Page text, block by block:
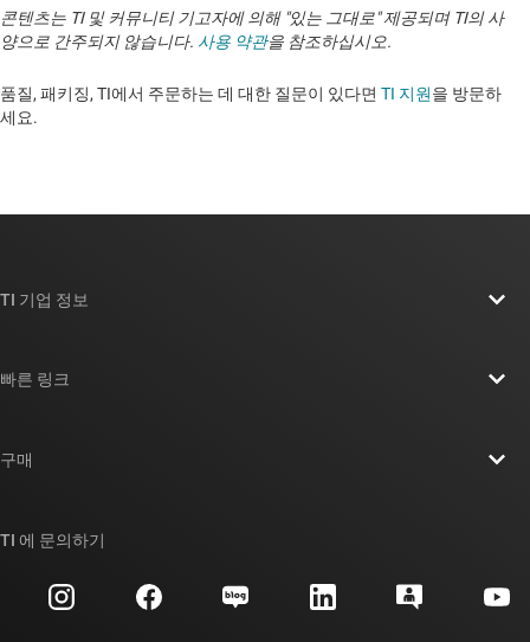
콘텐츠는 TI 및 커뮤니티 기고자에 의해 "있는 그대로" 제공되며 TI의 사
양으로 간주되지 않습니다. 사용 약관을 참조하십시오.
품질, 패키징, TI에서 주문하는 데 대한 질문이 있다면 TI 지원을 방문하
세요. ​​​​​​​​​​​​​​
TI 기업 정보
투자 관계
빠른 링크
대체품 검색
고객 지원 센터
구매
TI 에 문의하기